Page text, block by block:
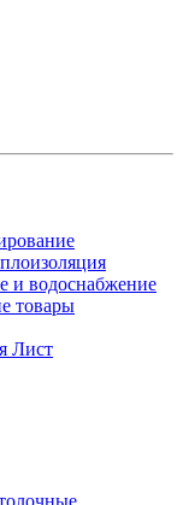
и водоснабжение
товары
Лист